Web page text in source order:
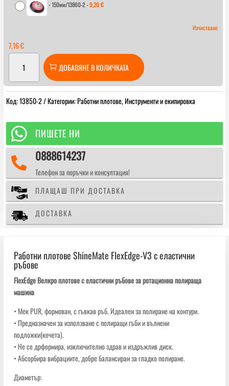
-150мм/13860-2-9,20€
Изчистване
7,16€
Работни
плотове
ShineMate
v3
ръбове
ДОБАВЯНЕ В КОЛИЧКАТА
Код:13850-2 Категории:Работни плотове,Инструменти и екипировка
 ПИШЕТЕ НИ
 0888614237
Телефон за поръчки и консултация!
ПЛАЩАШ ПРИ ДОСТАВКА
ДОСТАВКА
Работни плотове ShineMate FlexEdge-V3 с еластични
ръбове
FlexEdge Велкро плотове с еластични ръбове за ротационна полираща
машина
• Мек PUR, формован, с гъвкав ръб. Идеален за полиране на контури.
• Предназначен за използване с полиращи гъби и вълнени
подложки(кечета).
• Не се дрформира, изключително здрав и издръжлив диск.
• Абсорбира вибрациите, добре балансиран за гладко полиране.
Диаметър: